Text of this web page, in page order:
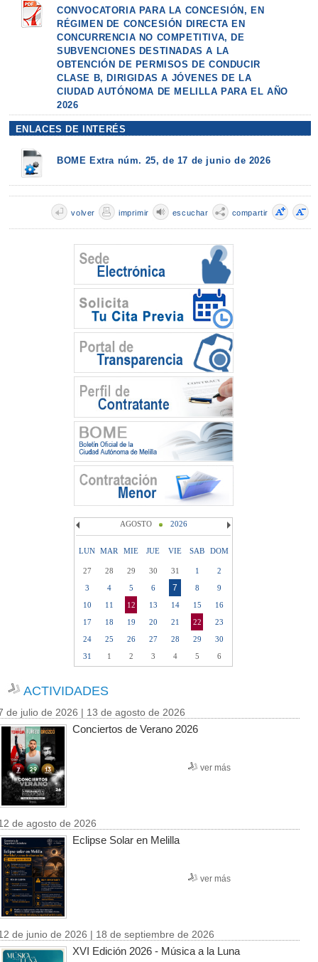
CONVOCATORIA PARA LA CONCESIÓN, EN
RÉGIMEN DE CONCESIÓN DIRECTA EN
CONCURRENCIA NO COMPETITIVA, DE
SUBVENCIONES DESTINADAS A LA
OBTENCIÓN DE PERMISOS DE CONDUCIR
CLASE B, DIRIGIDAS A JÓVENES DE LA
CIUDAD AUTÓNOMA DE MELILLA PARA EL AÑO
2026
ENLACES DE INTERÉS
BOME Extra núm. 25, de 17 de junio de 2026
compartir
escuchar
imprimir
volver
AGOSTO 2026
LUN MAR MIE JUE VIE SAB DOM
27 28 29 30 31 1
2
3
4 5 6 7 8
9
10
11 12 13 14 15
16
17
18 19 20 21 22
23
24
25 26 27 28 29
30
31
1 2 3 4 5 6
ACTIVIDADES
de julio de 2026 | 13 de agosto de 2026
Conciertos de Verano 2026
ver más
de agosto de 2026
Eclipse Solar en Melilla
ver más
de junio de 2026 | 18 de septiembre de 2026
XVI Edición 2026 - Música a la Luna